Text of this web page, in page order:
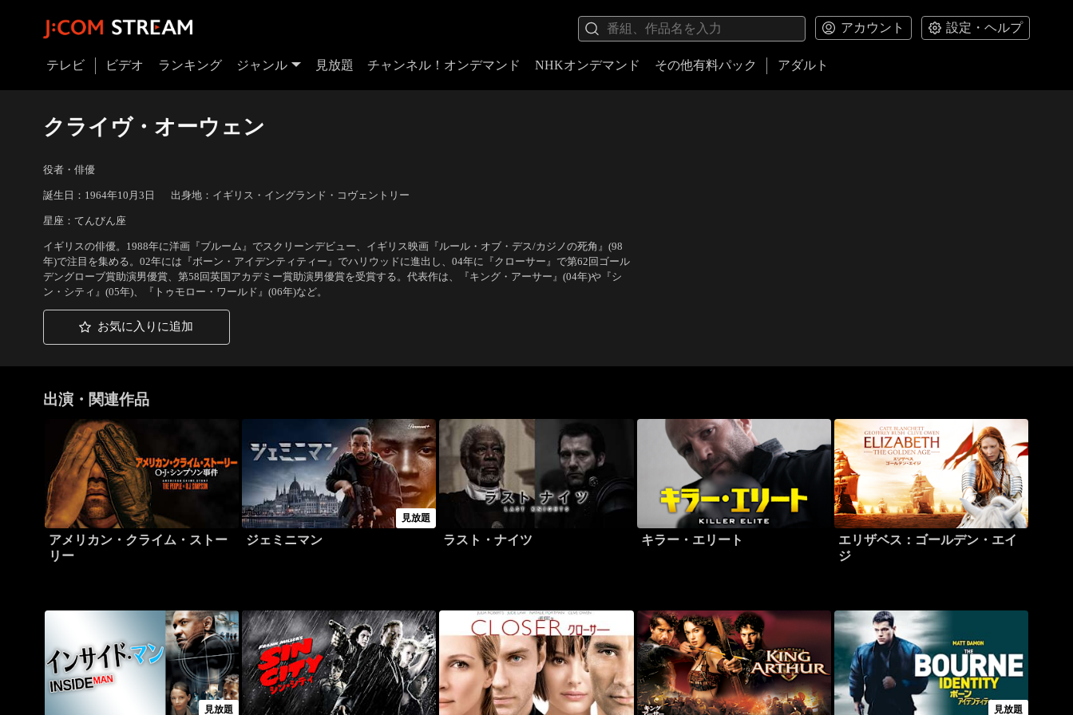
アカウント 設定・ヘルプ
テレビ ビデオ ランキング ジャンル 見放題 チャンネル！オンデマンド NHKオンデマンド その他有料パック アダルト
クライヴ・オーウェン
役者・俳優
誕生日：1964年10月3日 出身地：イギリス・イングランド・コヴェントリー
星座：てんびん座
イギリスの俳優。1988年に洋画『ブルーム』でスクリーンデビュー、イギリス映画『ルール・オブ・デス/カジノの死角』(98
年)で注目を集める。02年には『ボーン・アイデンティティー』でハリウッドに進出し、04年に『クローサー』で第62回ゴール
デングローブ賞助演男優賞、第58回英国アカデミー賞助演男優賞を受賞する。代表作は、『キング・アーサー』(04年)や『シ
ン・シティ』(05年)、『トゥモロー・ワールド』(06年)など。
お気に入りに追加
出演・関連作品
アメリカン・クライム・ストー
リー
見放題
ジェミニマン ラスト・ナイツ キラー・エリート
エリザベス：ゴールデン・エイ
ジ
見放題 見放題